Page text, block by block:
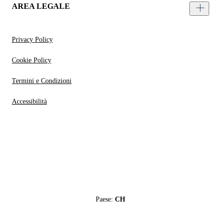
AREA LEGALE
Privacy Policy
Cookie Policy
Termini e Condizioni
Accessibilità
Paese: CH